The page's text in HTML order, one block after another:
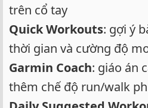
trên cổ tay
Quick Workouts: gợi ý
thời gian và cường độ
Garmin Coach: giáo án
thêm chế độ run/walk